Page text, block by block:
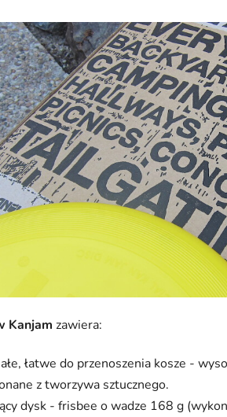
Kanjam zawiera:
łatwe do przenoszenia kosze -
z tworzywa sztucznego.
dysk - frisbee o wadze 168 g